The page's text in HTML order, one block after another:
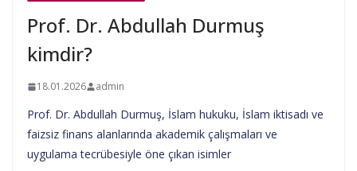
Prof. Dr. Abdullah Durmuş
kimdir?
18.01.2026 admin
Prof. Dr. Abdullah Durmuş, İslam hukuku, İslam iktisadı ve
faizsiz finans alanlarında akademik çalışmaları ve
uygulama tecrübesiyle öne çıkan isimler